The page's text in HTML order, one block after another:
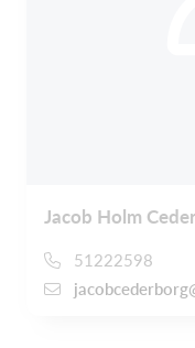
Jacob Holm
51222598